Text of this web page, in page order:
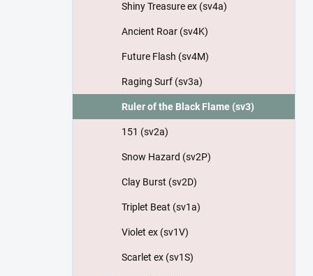
Shiny Treasure ex (sv4a)
Ancient Roar (sv4K)
Future Flash (sv4M)
Raging Surf (sv3a)
Ruler of the Black Flame (sv3)
151 (sv2a)
Snow Hazard (sv2P)
Clay Burst (sv2D)
Triplet Beat (sv1a)
Violet ex (sv1V)
Scarlet ex (sv1S)